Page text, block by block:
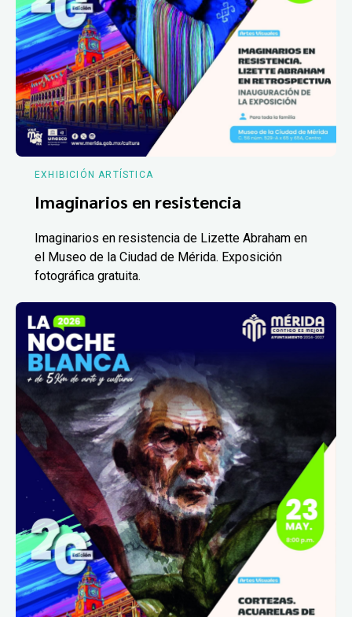
EXHIBICIÓN ARTÍSTICA
Imaginarios en resistencia
Imaginarios en resistencia de Lizette Abraham en
el Museo de la Ciudad de Mérida. Exposición
fotográfica gratuita.